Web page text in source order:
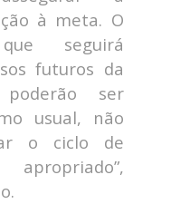
à meta. O
seguirá
futuros da
ser
usual, não
o ciclo de